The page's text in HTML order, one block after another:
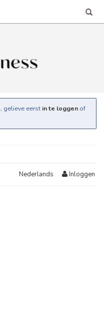
gelieve eerst in te loggen of
Nederlands Inloggen